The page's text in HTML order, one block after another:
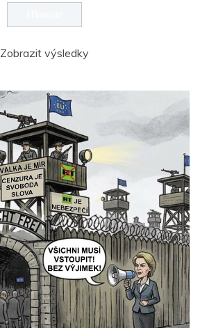
Zobrazit výsledky